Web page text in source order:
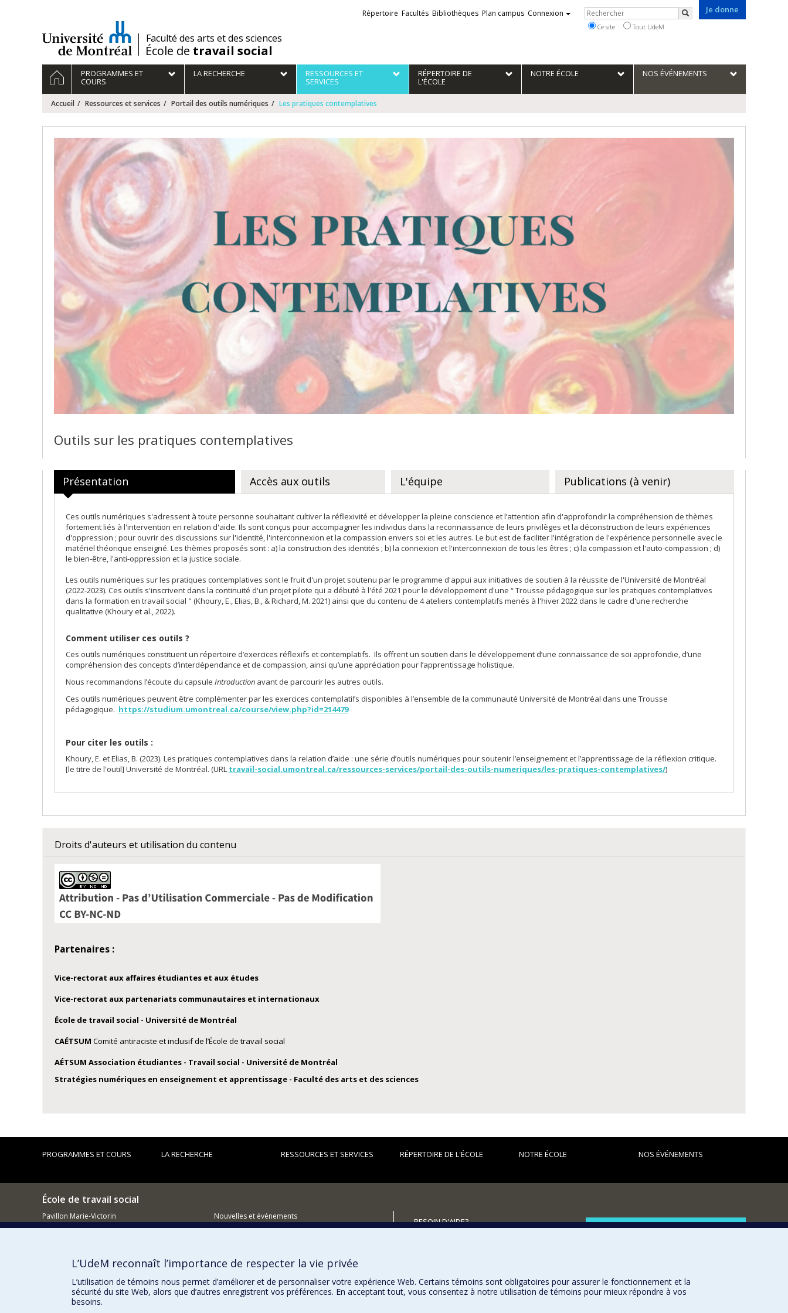
/Faculté des arts et des sciences
École de travail social
Je donne
Liens
externes
Répertoire Facultés Bibliothèques Plan campus Connexion Rechercher
Rechercher
Ce site Tout UdeM
Navigation
principale
ACCUEILPROGRAMMES ET
COURS
LA RECHERCHE RESSOURCES ET
SERVICES
RÉPERTOIRE DE
L'ÉCOLE
NOTRE ÉCOLE NOS ÉVÉNEMENTS
Accueil Ressources et services Portail des outils numériques Les pratiques contemplatives
Outils sur les pratiques contemplatives
Présentation Accès aux outils L'équipe Publications (à venir)
Ces outils numériques s'adressent à toute personne souhaitant cultiver la réflexivité et développer la pleine conscience et l’attention afin d'approfondir la compréhension de thèmes
fortement liés à l'intervention en relation d'aide. Ils sont conçus pour accompagner les individus dans la reconnaissance de leurs privilèges et la déconstruction de leurs expériences
d'oppression ; pour ouvrir des discussions sur l'identité, l'interconnexion et la compassion envers soi et les autres. Le but est de faciliter l'intégration de l'expérience personnelle avec le
matériel théorique enseigné. Les thèmes proposés sont : a) la construction des identités ; b) la connexion et l'interconnexion de tous les êtres ; c) la compassion et l'auto-compassion ; d)
le bien-être, l'anti-oppression et la justice sociale.
Les outils numériques sur les pratiques contemplatives sont le fruit d'un projet soutenu par le programme d'appui aux initiatives de soutien à la réussite de l'Université de Montréal
(2022-2023). Ces outils s'inscrivent dans la continuité d'un projet pilote qui a débuté à l'été 2021 pour le développement d'une “ Trousse pédagogique sur les pratiques contemplatives
dans la formation en travail social " (Khoury, E., Elias, B., & Richard, M. 2021) ainsi que du contenu de 4 ateliers contemplatifs menés à l'hiver 2022 dans le cadre d'une recherche
qualitative (Khoury et al., 2022).
Comment utiliser ces outils ?
Ces outils numériques constituent un répertoire d’exercices réflexifs et contemplatifs. Ils offrent un soutien dans le développement d’une connaissance de soi approfondie, d’une
compréhension des concepts d’interdépendance et de compassion, ainsi qu’une appréciation pour l’apprentissage holistique.
Nous recommandons l’écoute du capsule Introduction avant de parcourir les autres outils.
Ces outils numériques peuvent être complémenter par les exercices contemplatifs disponibles à l’ensemble de la communauté Université de Montréal dans une Trousse
pédagogique. https://studium.umontreal.ca/course/view.php?id=214479
Pour citer les outils :
Khoury, E. et Elias, B. (2023). Les pratiques contemplatives dans la relation d’aide : une série d’outils numériques pour soutenir l’enseignement et l’apprentissage de la réflexion critique.
[le titre de l'outil] Université de Montréal. (URL travail-social.umontreal.ca/ressources-services/portail-des-outils-numeriques/les-pratiques-contemplatives/)
Droits d'auteurs et utilisation du contenu
Partenaires :
Vice-rectorat aux affaires étudiantes et aux études
Vice-rectorat aux partenariats communautaires et internationaux
École de travail social - Université de Montréal
CAÉTSUM Comité antiraciste et inclusif de l’École de travail social
AÉTSUM Association étudiantes - Travail social - Université de Montréal
Stratégies numériques en enseignement et apprentissage - Faculté des arts et des sciences
PROGRAMMES ET COURS LA RECHERCHE RESSOURCES ET SERVICES RÉPERTOIRE DE L'ÉCOLE NOTRE ÉCOLE NOS ÉVÉNEMENTS
École de travail social
Pavillon Marie-Victorin
Nouvelles et événements
BESOIN D'AIDE?
FACULTÉ DES ARTS ET DES SCIENCES
Nos programmes et cours
L’UdeM reconnaît l’importance de respecter la vie privée
L’utilisation de témoins nous permet d’améliorer et de personnaliser votre expérience Web. Certains témoins sont obligatoires pour assurer le fonctionnement et la
sécurité du site Web, alors que d’autres enregistrent vos préférences. En acceptant tout, vous consentez à notre utilisation de témoins pour mieux répondre à vos
besoins.